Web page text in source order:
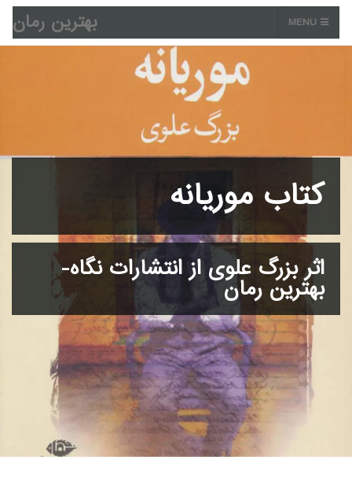
بهترین رمان MENU
کتاب موریانه
اثر بزرگ علوی از انتشارات نگاه-
بهترین رمان